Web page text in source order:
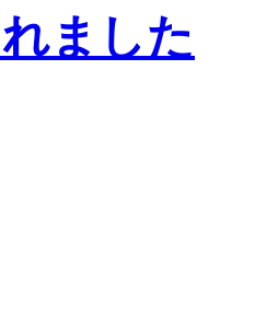
ました